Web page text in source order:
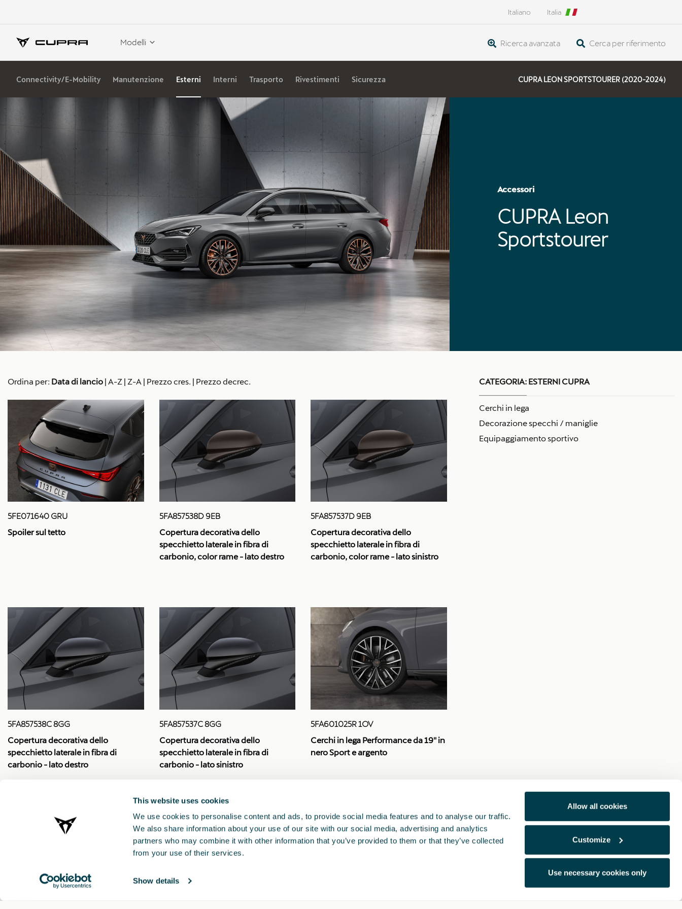
This website uses cookies
We use cookies to personalise content and ads, to provide social media features and to analyse our traffic.
We also share information about your use of our site with our social media, advertising and analytics
partners who may combine it with other information that you’ve provided to them or that they’ve collected
from your use of their services.
Show details
Allow all cookies
Customize
Use necessary cookies only
Italiano Italia
Modelli Ricerca avanzata Cerca per riferimento
Connectivity/E-Mobility Manutenzione Esterni Interni Trasporto Rivestimenti Sicurezza CUPRA LEON SPORTSTOURER (2020-2024)
Accessori
CUPRA Leon
Sportstourer
Ordina per: Data di lancio | A-Z | Z-A | Prezzo cres. | Prezzo decrec.
5FE071640 GRU
Spoiler sul tetto
5FA857538D 9EB
Copertura decorativa dello
specchietto laterale in fibra di
carbonio, color rame - lato destro
5FA857537D 9EB
Copertura decorativa dello
specchietto laterale in fibra di
carbonio, color rame - lato sinistro
5FA857538C 8GG
Copertura decorativa dello
specchietto laterale in fibra di
carbonio - lato destro
5FA857537C 8GG
Copertura decorativa dello
specchietto laterale in fibra di
carbonio - lato sinistro
5FA601025R 1OV
Cerchi in lega Performance da 19'' in
nero Sport e argento
CATEGORIA: ESTERNI CUPRA
Cerchi in lega
Decorazione specchi / maniglie
Equipaggiamento sportivo
CUPRA 2021 ® Note Legali